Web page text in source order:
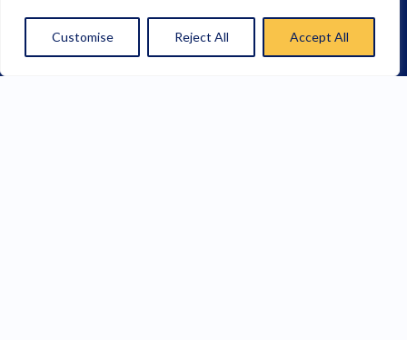
Customise Reject All Accept All
UJIAN SIAKAD TRACER AKREDITASI KEMAHASISWAAN